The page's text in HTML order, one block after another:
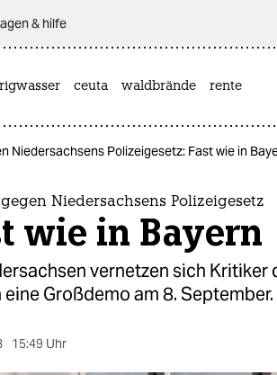
& hilfe
ceuta waldbrände rente
Niedersachsens Polizeigesetz: Fast wie in
Niedersachsens Polizeigesetz
wie in Bayern
vernetzen sich Kritiker
eine Großdemo am 8. September.
15:49 Uhr